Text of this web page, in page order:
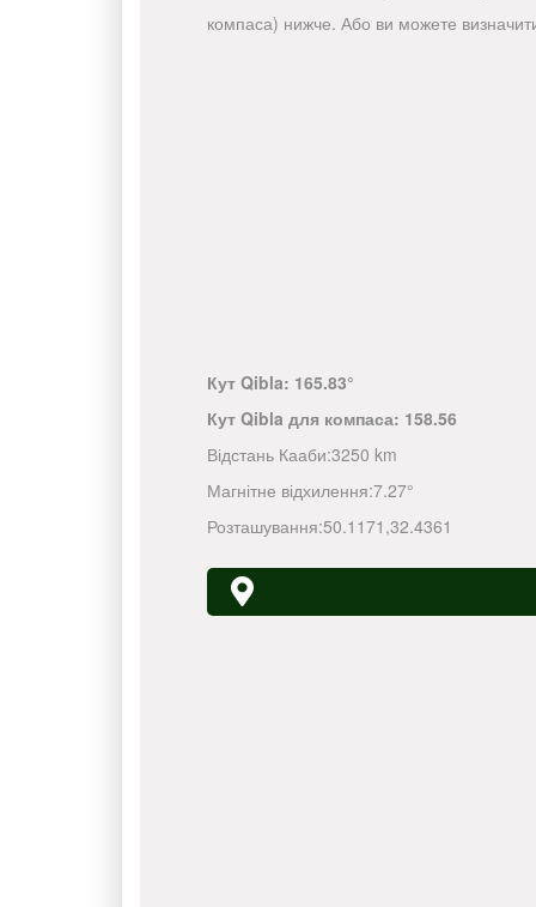
компаса) нижче. Або ви можете
Кут Qibla: 165.83°
Кут Qibla для компаса: 158.56
Відстань Кааби:3250 km
Магнітне відхилення:7.27°
Розташування:50.1171 ,32.4361